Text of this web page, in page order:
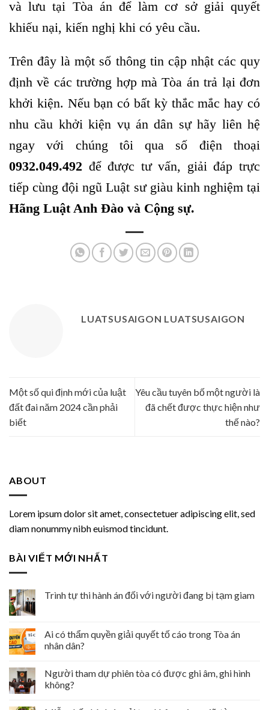
và lưu tại Tòa án để làm cơ sở giải quyết
khiếu nại, kiến nghị khi có yêu cầu.
Trên đây là một số thông tin cập nhật các quy
định về các trường hợp mà Tòa án trả lại đơn
khởi kiện. Nếu bạn có bất kỳ thắc mắc hay có
nhu cầu khởi kiện vụ án dân sự hãy liên hệ
ngay với chúng tôi qua số điện thoại
0932.049.492 để được tư vấn, giải đáp trực
tiếp cùng đội ngũ Luật sư giàu kinh nghiệm tại
Hãng Luật Anh Đào và Cộng sự.
LUATSUSAIGON LUATSUSAIGON
Một số qui định mới của luật
đất đai năm 2024 cần phải
biết
Yêu cầu tuyên bố một người là
đã chết được thực hiện như
thế nào?
ABOUT
Lorem ipsum dolor sit amet, consectetuer adipiscing elit, sed
diam nonummy nibh euismod tincidunt.
BÀI VIẾT MỚI NHẤT
Trình tự thi hành án đối với người đang bị tạm giam
Ai có thẩm quyền giải quyết tố cáo trong Tòa án
nhân dân?
Người tham dự phiên tòa có được ghi âm, ghi hình
không?